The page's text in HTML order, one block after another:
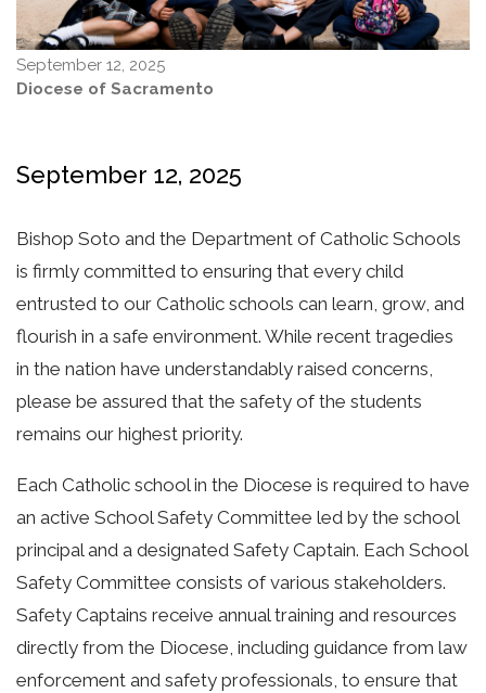
September 12, 2025
Diocese of Sacramento
September 12, 2025
Bishop Soto and the Department of Catholic Schools
is firmly committed to ensuring that every child
entrusted to our Catholic schools can learn, grow, and
flourish in a safe environment. While recent tragedies
in the nation have understandably raised concerns,
please be assured that the safety of the students
remains our highest priority.
Each Catholic school in the Diocese is required to have
an active School Safety Committee led by the school
principal and a designated Safety Captain. Each School
Safety Committee consists of various stakeholders.
Safety Captains receive annual training and resources
directly from the Diocese, including guidance from law
enforcement and safety professionals, to ensure that